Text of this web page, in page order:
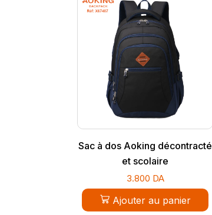
Sac à dos Aoking décontracté
et scolaire
3.800 DA
Ajouter au panier